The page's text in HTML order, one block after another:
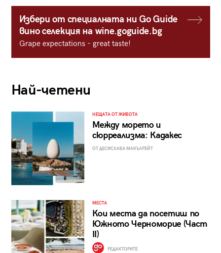
Избери от специалната ни Go Guide
вино селекция на wine.goguide.bg
Grape expectations - great taste!
Най-четени
НЕЩАТА ОТ ЖИВОТА
Между морето и
сюрреализма: Кадакес
ОТ ДЕСИСЛАВА МАКЪЛРЕЙТ
МЕСТА
Кои места да посетиш по
Южното Черноморие (Част
II)
РЕДАКТОРИТЕ